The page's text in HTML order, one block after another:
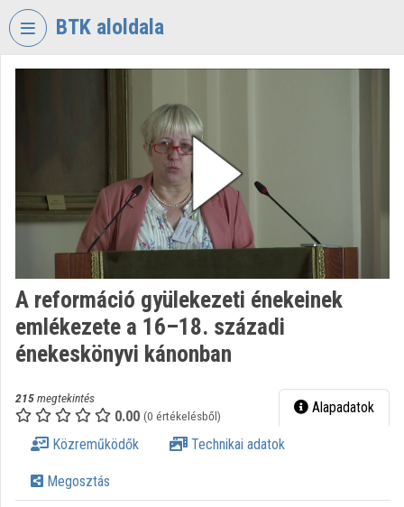
Fejléc kihagyása
BTK aloldala
TORIUM
BÖLCSÉSZETTUDOMÁNYI
Intézményi kezdőlap
Bejelentkezés
Intézményi felfedezés
Kategóriák
Intézményi listák
Közreműködők
A reformáció gyülekezeti énekeinek
emlékezete a 16–18. századi
énekeskönyvi kánonban
215megtekintés
0.00 (0 értékelésből) Alapadatok
Közreműködők Technikai adatok
Megosztás